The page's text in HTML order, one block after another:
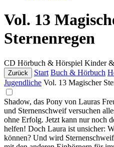
Vol. 13
Sternenregen
CD Hörbuch & Hörspiel Kinder
Zurück Start Buch & Hörbuch
Jugendliche Vol. 13 Magischer
Shadow, das Pony von Lauras
und Sternenschweif versuchen
ohne Erfolg. Jetzt kann nur noch
helfen! Doch Laura ist unsicher:
können? Und wird